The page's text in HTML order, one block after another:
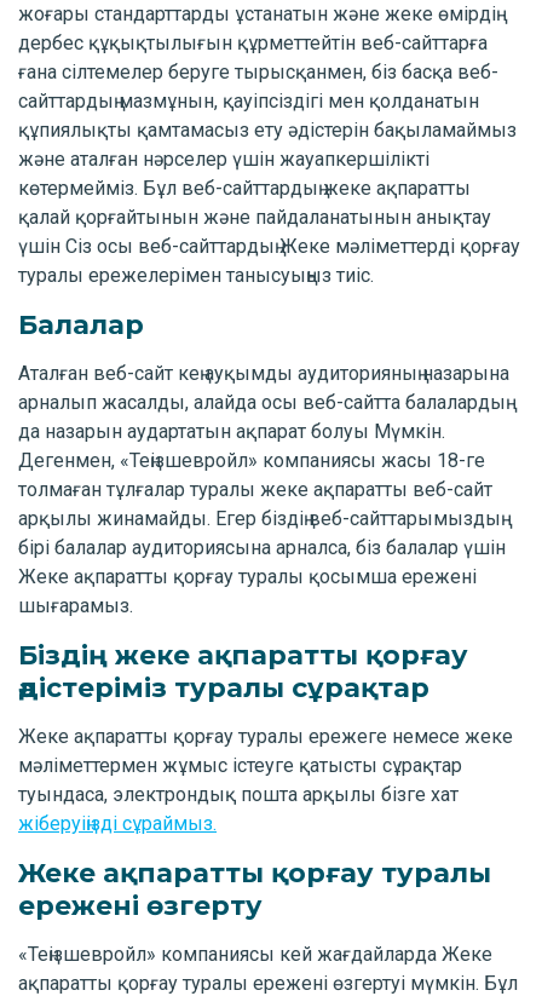
жоғары стандарттарды ұстанатын және жеке өмірдің
дербес құқықтылығын құрметтейтін веб-сайттарға
ғана сілтемелер беруге тырысқанмен, біз басқа веб-
сайттардың мазмұнын, қауіпсіздігі мен қолданатын
құпиялықты қамтамасыз ету әдістерін бақыламаймыз
және аталған нәрселер үшін жауапкершілікті
көтермейміз. Бұл веб-сайттардың жеке ақпаратты
қалай қорғайтынын және пайдаланатынын анықтау
үшін Сіз осы веб-сайттардың Жеке мәліметтерді қорғау
туралы ережелерімен танысуыңыз тиіс.
Балалар
Аталған веб-сайт кең ауқымды аудиторияның назарына
арналып жасалды, алайда осы веб-сайтта балалардың
да назарын аудартатын ақпарат болуы Мүмкін.
Дегенмен, «Теңізшевройл» компаниясы жасы 18-ге
толмаған тұлғалар туралы жеке ақпаратты веб-сайт
арқылы жинамайды. Егер біздің веб-сайттарымыздың
бірі балалар аудиториясына арналса, біз балалар үшін
Жеке ақпаратты қорғау туралы қосымша ережені
шығарамыз.
Біздің жеке ақпаратты қорғау
әдістеріміз туралы сұрақтар
Жеке ақпаратты қорғау туралы ережеге немесе жеке
мәліметтермен жұмыс істеуге қатысты сұрақтар
туындаса, электрондық пошта арқылы бізге хат
жіберуіңізді сұраймыз.
Жеке ақпаратты қорғау туралы
ережені өзгерту
«Теңізшевройл» компаниясы кей жағдайларда Жеке
ақпаратты қорғау туралы ережені өзгертуі мүмкін. Бұл